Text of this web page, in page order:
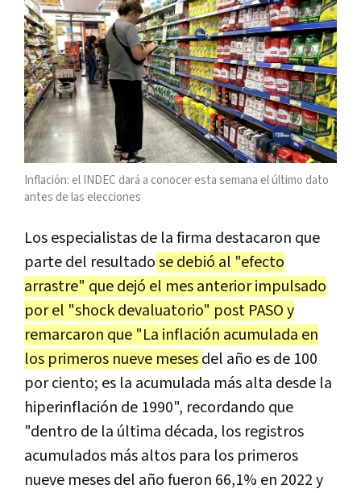
Inflación: el INDEC dará a conocer esta semana el último dato
antes de las elecciones
Los especialistas de la firma destacaron que
parte del resultadose debió al "efecto
arrastre" que dejó el mes anterior impulsado
por el "shock devaluatorio" post PASO y
remarcaron que "La inflación acumulada en
los primeros nueve mesesdel año es de 100
por ciento; es la acumulada más alta desde la
hiperinflación de 1990", recordando que
"dentro de la última década, los registros
acumulados más altos para los primeros
nueve meses del año fueron 66,1% en 2022 y